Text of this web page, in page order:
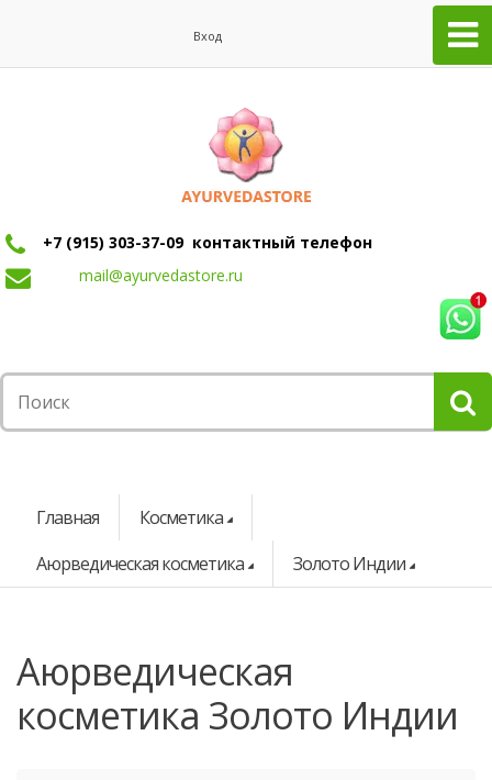
Вход
+7 (915) 303-37-09 контактный телефон
mail@ayurvedastore.ru
Главная
Косметика
Аюрведическая косметика
Золото Индии
аюрведическая
косметика Золото Индии